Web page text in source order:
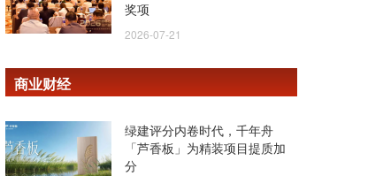
奖项
2026-07-21
商业财经
绿建评分内卷时代，千年舟
「芦香板」为精装项目提质加
分